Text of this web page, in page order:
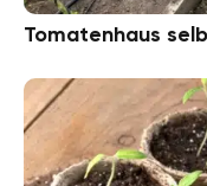
Tomatenhaus